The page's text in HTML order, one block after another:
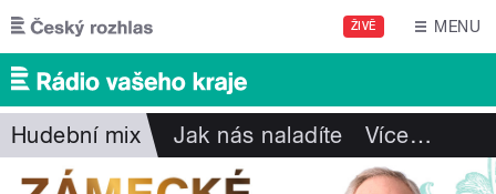
Přejít k hlavnímu obsahu
ŽIVĚ MENU
Hudební mix Jak nás naladíte Více…